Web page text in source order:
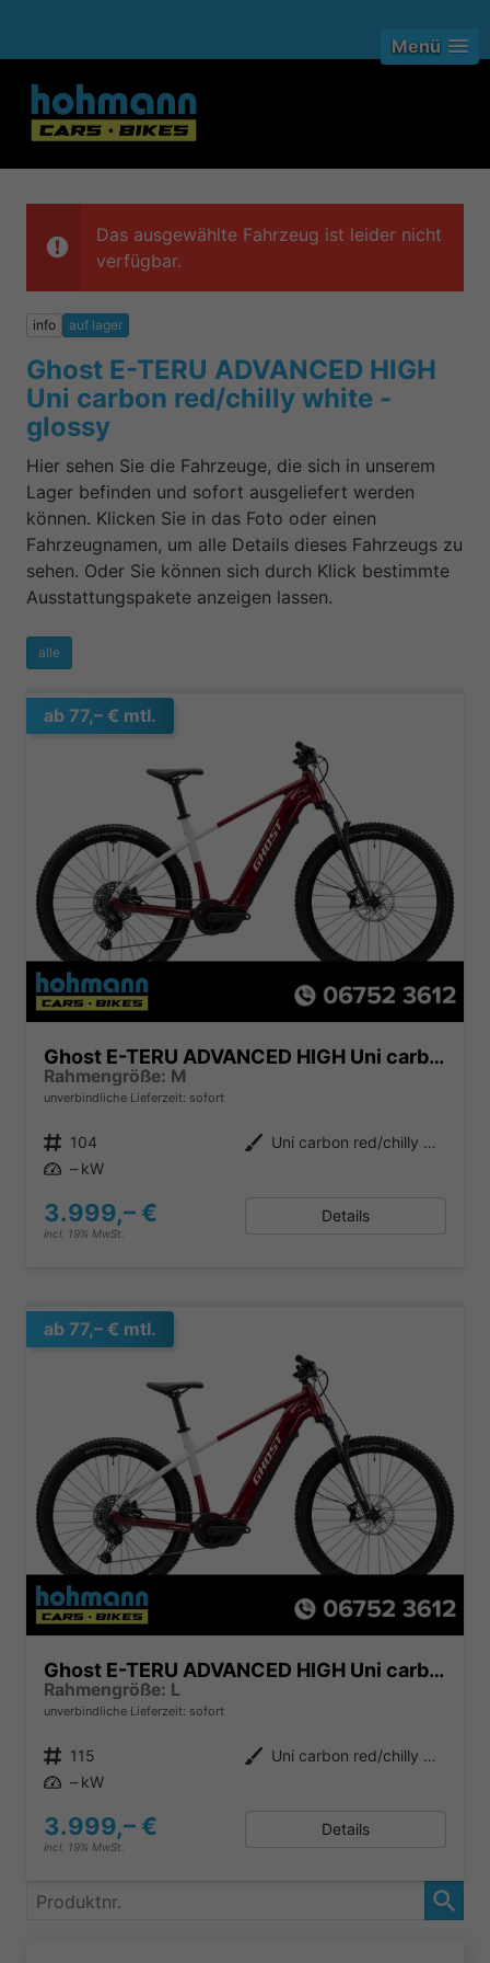
Menü
Das ausgewählte Fahrzeug ist leider nicht
verfügbar.
info auf lager
Ghost E-TERU ADVANCED HIGH
Uni carbon red/chilly white -
glossy
Hier sehen Sie die Fahrzeuge, die sich in unserem
Lager befinden und sofort ausgeliefert werden
können. Klicken Sie in das Foto oder einen
Fahrzeugnamen, um alle Details dieses Fahrzeugs zu
sehen. Oder Sie können sich durch Klick bestimmte
Ausstattungspakete anzeigen lassen.
alle
ab 77,– € mtl.
Ghost E-TERU ADVANCED HIGH Uni carbon red/chilly white - glossy
Rahmengröße: M
unverbindliche Lieferzeit: sofort
Produktnr. 104 Außenfarbe
Uni carbon red/chilly white - glossy
Leistung – kW
3.999,– €
incl. 19% MwSt.
Details
ab 77,– € mtl.
Ghost E-TERU ADVANCED HIGH Uni carbon red/chilly white - glossy
Rahmengröße: L
unverbindliche Lieferzeit: sofort
Produktnr. 115 Außenfarbe
Uni carbon red/chilly white - glossy
Leistung – kW
3.999,– €
incl. 19% MwSt.
Details
Produktnr.